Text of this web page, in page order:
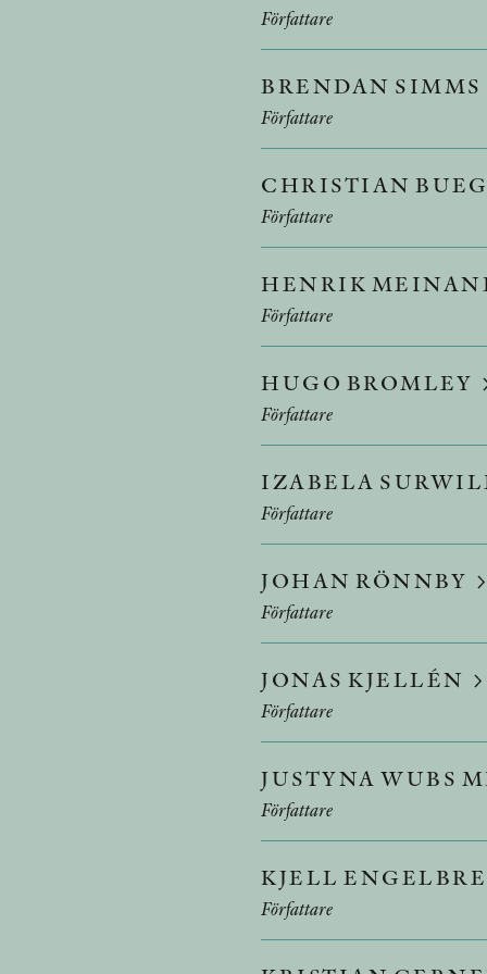
Författare
BRENDAN SIMMS
Författare
CHRISTIAN
Författare
HENRIK
Författare
HUGO BROMLEY
Författare
IZABELA
Författare
JOHAN RÖNNBY
Författare
JONAS KJELLÉN
Författare
JUSTYNA WUBS
Författare
KJELL
Författare